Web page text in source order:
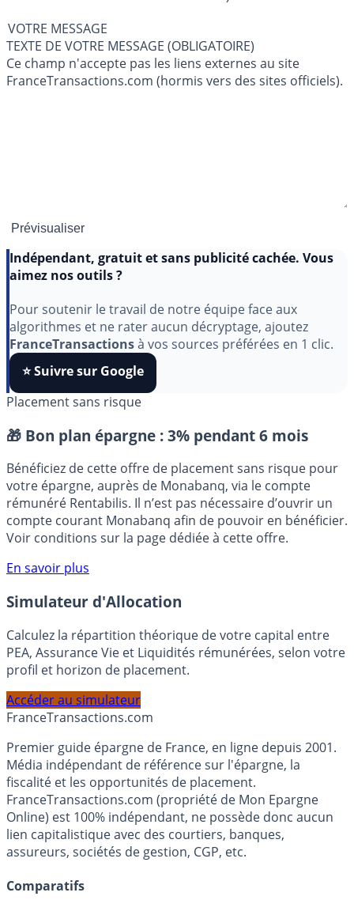
VOTRE MESSAGE
TEXTE DE VOTRE MESSAGE (OBLIGATOIRE)
Ce champ n'accepte pas les liens externes au site
FranceTransactions.com (hormis vers des sites officiels).
aimez nos outils ?
Pour soutenir le travail de notre équipe face aux
algorithmes et ne rater aucun décryptage, ajoutez
FranceTransactionsà vos sources préférées en 1 clic.
⭐️ Suivre sur Google
Placement sans risque
🎁 Bon plan épargne : 3% pendant 6 mois
Bénéficiez de cette offre de placement sans risque pour
votre épargne, auprès de Monabanq, via le compte
rémunéré Rentabilis. Il n’est pas nécessaire d’ouvrir un
Voir conditions sur la page dédiée à cette offre.
En savoir plus
Simulateur d'Allocation
Calculez la répartition théorique de votre capital entre
PEA, Assurance Vie et Liquidités rémunérées, selon votre
profil et horizon de placement.
FranceTransactions.com
Premier guide épargne de France, en ligne depuis 2001.
Média indépendant de référence sur l'épargne, la
fiscalité et les opportunités de placement.
FranceTransactions.com (propriété de Mon Epargne
Online) est 100% indépendant, ne possède donc aucun
lien capitalistique avec des courtiers, banques,
assureurs, sociétés de gestion, CGP, etc.